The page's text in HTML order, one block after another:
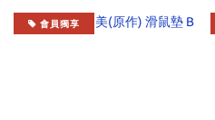
會員獨享